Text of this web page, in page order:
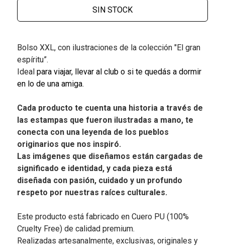
SIN STOCK
Bolso XXL, con ilustraciones de la colección "El gran
espíritu”.
Idealpara viajar, llevar al club o si te quedás a dormir
en lo de una amiga.
Cada producto te cuenta una historia a través de
las estampas que fueron ilustradas a mano, te
conecta con una leyenda de los pueblos
originarios que nos inspiró.
Las imágenes que diseñamos están cargadas de
significado e identidad, y cada pieza está
diseñada con pasión, cuidado y un profundo
respeto por nuestras raíces culturales.
Este producto está fabricado en Cuero PU (100%
Cruelty Free) de calidad premium.
Realizadas artesanalmente, exclusivas, originales y